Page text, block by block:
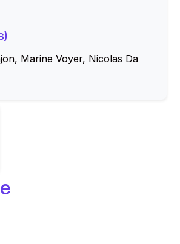
Marine Voyer, Nicolas Da